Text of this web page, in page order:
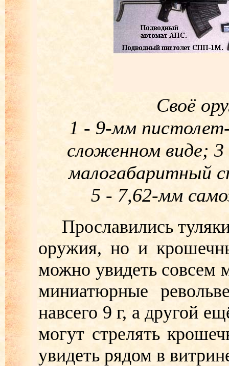
Своё
1 - 9-мм
сложенном виде;
малогабаритный
5 - 7,62-мм
Прославились туляки
оружия, но и
можно увидеть совсем
миниатюрные
навсего 9 г, а другой
могут стрелять
увидеть рядом в